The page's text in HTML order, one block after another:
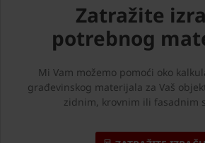
Zatražite
potrebnog
Mi Vam možemo pomoći oko
građevinskog materijala za Vaš
zidnim, krovnim ili fasadnim